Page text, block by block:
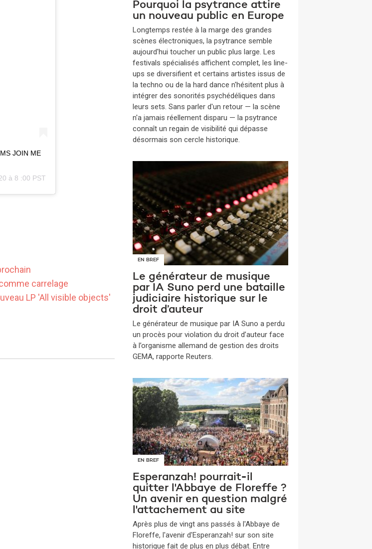
JOIN ME
à 8 :00 PST
carrelage
LP 'All visible objects'
Pourquoi la psytrance attire
un nouveau public en Europe
​Longtemps restée à la marge des grandes
scènes électroniques, la psytrance semble
aujourd'hui toucher un public plus large. Les
festivals spécialisés affichent complet, les line-
ups se diversifient et certains artistes issus de
la techno ou de la hard dance n'hésitent plus à
intégrer des sonorités psychédéliques dans
leurs sets. Sans parler d'un retour — la scène
n'a jamais réellement disparu — la psytrance
connaît un regain de visibilité qui dépasse
désormais son cercle historique.
EN BREF
Le générateur de musique
par IA Suno perd une bataille
judiciaire historique sur le
droit d’auteur
Le générateur de musique par IA Suno a perdu
un procès pour violation du droit d’auteur face
à l’organisme allemand de gestion des droits
GEMA, rapporte Reuters.
EN BREF
Esperanzah! pourrait-il
quitter l'Abbaye de Floreffe ?
Un avenir en question malgré
l'attachement au site
Après plus de vingt ans passés à l'Abbaye de
Floreffe, l'avenir d'Esperanzah! sur son site
historique fait de plus en plus débat. Entre